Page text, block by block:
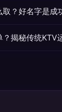
？好名字是成
？揭秘传统KTV